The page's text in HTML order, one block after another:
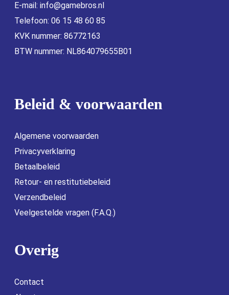
E-mail: info@gamebros.nl
Telefoon: 06 15 48 60 85
KVK nummer: 86772163
BTW nummer: NL864079655B01
Beleid & voorwaarden
Algemene voorwaarden
Privacyverklaring
Betaalbeleid
Retour- en restitutiebeleid
Verzendbeleid
Veelgestelde vragen (F.A.Q.)
Overig
Contact